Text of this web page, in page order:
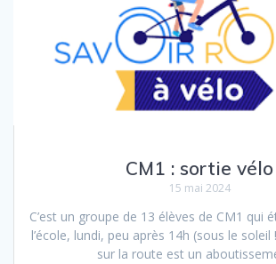
CM1 : sortie vélo
15 mai 2024
C’est un groupe de 13 élèves de CM1 qui
l’école, lundi, peu après 14h (sous le
sur la route est un